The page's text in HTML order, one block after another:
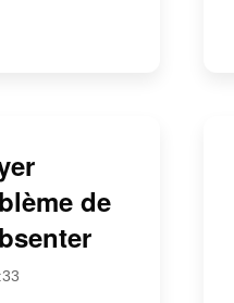
de